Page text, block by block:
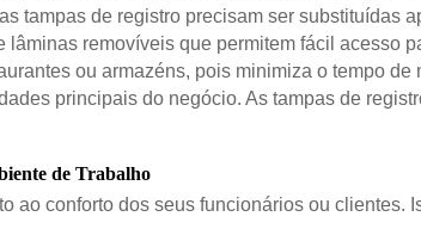
tampas de registro precisam ser substituídas
removíveis que permitem fácil acesso
ou armazéns, pois minimiza o tempo
principais do negócio. As tampas de
de Trabalho
ao conforto dos seus funcionários ou clientes.